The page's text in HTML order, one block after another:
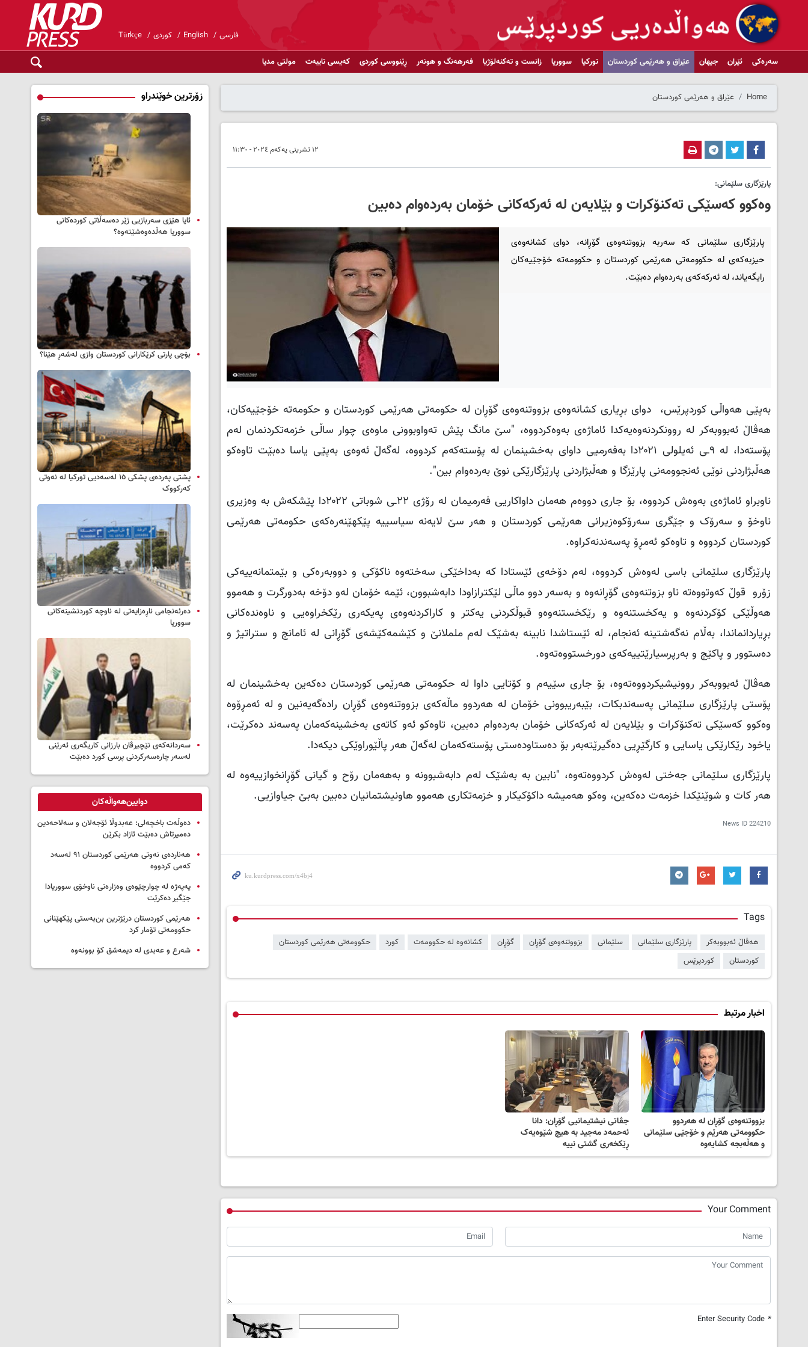
فارسی English کوردی Türkçe
سەرەکی ئێران جیهان عێراق و هەرێمی کوردستان تورکیا سووریا زانست و تەکنەلۆژیا فەرهەنگ و هونەر ڕێنووسی کوردی کەیسی تایبەت مولتی مدیا
Home عێراق و هەرێمی کوردستان
١٢ تشرینی یەکەم ٢٠٢٤ - ١١:٣٠
پارێزگاری سلێمانی:
وەکوو کەسێکی تەکنۆکرات و بێلایەن لە ئەرکەکانی خۆمان بەردەوام دەبین
پارێزگاری سلێمانی كە سەربە بزووتنەوەی گۆڕانە، دوای كشانەوەی
حیزبەكەی لە حكوومەتی هەرێمی كوردستان و حكوومەتە خۆجێیەكان
رایگەیاند، لە ئەركەكەی بەردەوام دەبێت.
بەپێی هەواڵی کوردپرێس، دوای بڕیاری كشانەوەی بزووتنەوەی گۆڕان لە حكومەتی هەرێمی كوردستان و حكومەتە خۆجێیەكان،
هەڤاڵ ئەبووبەكر لە روونكردنەوەیەكدا ئاماژەی بەوەكردووە، "سێ مانگ پێش تەواوبوونی ماوەی چوار ساڵی خزمەتکردنمان لەم
پۆستەدا، لە ۹ـی ئەیلولی ۲۰۲۱دا بەفەرمیی داوای بەخشینمان لە پۆستەکەم کردووە، لەگەڵ ئەوەی بەپێی یاسا دەبێت تاوەكو
هەڵبژاردنی نوێی ئەنجوومەنی پارێزگا و هەڵبژاردنی پارێزگارێکی نوێ بەردەوام بین".
ناوبراو ئاماژەی بەوەش كردووە، بۆ جاری دووەم هەمان داواکاریی فەرمیمان لە رۆژی ۲۲ـی شوباتی ۲۰۲۲دا پێشکەش بە وەزیری
ناوخۆ و سەرۆک و جێگری سەرۆکوەزیرانی هەرێمی کوردستان و هەر سێ لایەنە سیاسییە پێکهێنەرەکەی حکومەتی هەرێمی
کوردستان کردووە و تاوەكو ئەمڕۆ پەسەندنەکراوە.
پارێزگاری سلێمانی باسی لەوەش كردووە، لەم دۆخەی ئێستادا کە بەداخێکی سەختەوە ناکۆکی و دووبەرەکی و بێمتمانەییەکی
زۆرو قوڵ کەوتووەتە ناو بزوتنەوەی گۆڕانەوە و بەسەر دوو ماڵی لێکترازاودا دابەشبوون، ئێمە خۆمان لەو دۆخە بەدورگرت و هەموو
هەوڵێکی کۆکردنەوە و یەکخستنەوە و رێکخستنەوەو قبوڵکردنی یەکتر و کاراکردنەوەی پەیکەری رێکخراوەیی و ناوەندەکانی
بڕیاردانماندا، بەڵام نەگەشتینە ئەنجام، لە ئێستاشدا نابینە بەشێک لەم ململانێ و کێشمەکێشەی گۆڕانی لە ئامانج و ستراتیژ و
دەستوور و پاکێچ و بەرپرسیارێتییەکەی دورخستووەتەوە.
هەڤاڵ ئەبووبەكر روونیشیكردووەتەوە، بۆ جاری سێیەم و کۆتایی داوا لە حکومەتی هەرێمی کوردستان دەکەین بەخشینمان لە
پۆستی پارێزگاری سلێمانی پەسەندبکات، بێبەریبوونی خۆمان لە هەردوو ماڵەکەی بزووتنەوەی گۆڕان رادەگەیەنین و لە ئەمڕۆوە
وەکوو کەسێکی تەکنۆکرات و بێلایەن لە ئەرکەکانی خۆمان بەردەوام دەبین، تاوەكو ئەو کاتەی بەخشینەکەمان پەسەند دەکرێت،
یاخود رێکارێکی یاسایی و کارگێڕیی دەگیرێتەبەر بۆ دەستاودەستی پۆستەکەمان لەگەڵ هەر پاڵێوراوێکی دیكەدا.
پارێزگاری سلێمانی جەختی لەوەش كردووەتەوە، "نابین بە بەشێک لەم دابەشبوونە و بەهەمان رۆح و گیانی گۆڕانخوازییەوە لە
هەر کات و شوێنێکدا خزمەت دەکەین، وەکو هەمیشە داکۆکیکار و خزمەتکاری هەموو هاونیشتمانیان دەبین بەبێ جیاوازیی.
News ID224210
Tags
هەڤاڵ ئەبووبەکر پارێزگاری سلێمانی سلێمانی بزووتنەوەی گۆڕان گۆڕان کشانەوە لە حکوومەت کورد
حکوومەتی هەرێمی کوردستان
کوردستان
کوردپرێس
اخبار مرتبط
بزووتنەوەی گۆڕان لە هەردوو
حکوومەتی هەرێم و خۆجێی سلێمانی
و هەڵەبجە کشایەوە
جڤاتی نیشتیمانیی گۆڕان: دانا
ئەحمەد مەجید بە هیچ شێوەیەک
ڕێکخەری گشتی نییە
Your Comment
*
زۆرترین خوێندراو
ئایا هێزی سەربازیی ژێر دەسەڵاتی کوردەکانی
سووریا هەڵدەوەشێتەوە؟
بۆچی پارتی کرێکارانی کوردستان وازی لەشەڕ هێنا؟
پشتی پەردەی پشکی ١٥ لەسەدیی تورکیا لە نەوتی
کەرکووک
دەرئەنجامی ناڕەزایەتی لە ناوچە کوردنشینەکانی
سووریا
سه‌ردانه‌کەی نێچیرڤان بارزانی كاریگه‌ری ئه‌رێنی
له‌سه‌ر چاره‌سه‌ركردنی پرسی كورد ده‌بێت
دوایین‌هەواڵەکان
دەوڵەت باخچەلی: عەبدوڵا ئۆجەلان و سەلاحەدین
دەمیرتاش دەبێت ئازاد بکرێن
هەناردەی نەوتی هەرێمی کوردستان ۹۱ لەسەد
کەمی کردووە
یەپەژە لە چوارچێوەی وەزارەتی ناوخۆی سووریادا
جێگیر دەکرێت
هەرێمی کوردستان درێژترین بن‌بەستی پێکهێنانی
حکوومەتی تۆمار کرد
شەرع و عەبدی لە دیمەشق کۆ بوونەوە